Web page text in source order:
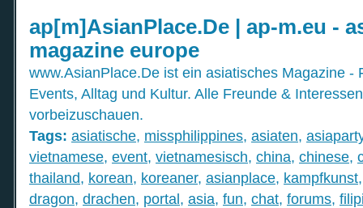
ap[m]AsianPlace.De | ap-m.eu -
magazine europe
www.AsianPlace.De ist ein asiatisches Magazine -
Events, Alltag und Kultur. Alle Freunde &
vorbeizuschauen.
Tags: asiatische, missphilippines, asiaten,
vietnamese, event, vietnamesisch, china, chinese,
thailand, korean, koreaner, asianplace, kampfkunst
dragon, drachen, portal, asia, fun, chat, forums,